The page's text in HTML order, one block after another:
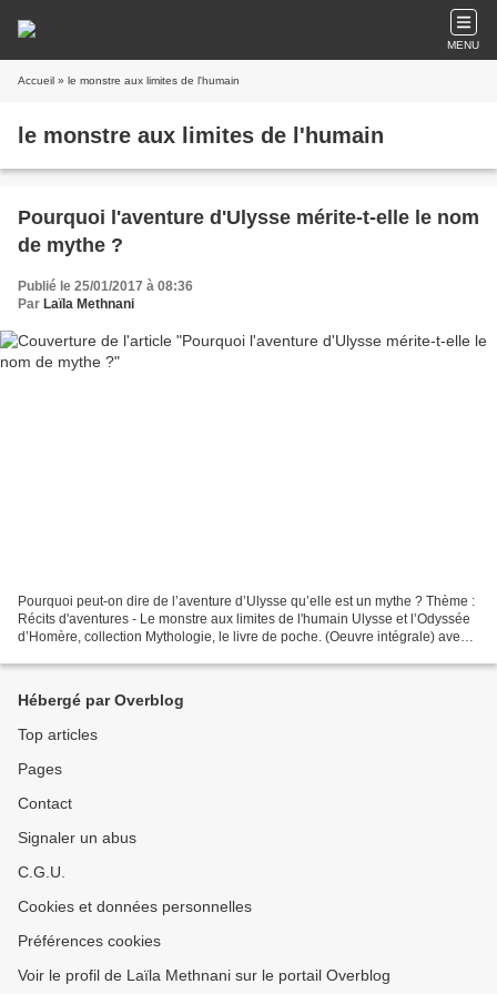
MENU
Accueil » le monstre aux limites de l'humain
le monstre aux limites de l'humain
Pourquoi l'aventure d'Ulysse mérite-t-elle le nom
de mythe ?
Publié le 25/01/2017 à 08:36
Par Laïla Methnani
Pourquoi peut-on dire de l’aventure d’Ulysse qu’elle est un mythe ? Thème :
Récits d'aventures - Le monstre aux limites de l'humain Ulysse et l’Odyssée
d’Homère, collection Mythologie, le livre de poche. (Oeuvre intégrale) avec
Hébergé par Overblog
Top articles
Pages
Contact
Signaler un abus
C.G.U.
Cookies et données personnelles
Préférences cookies
Voir le profil de Laïla Methnani sur le portail Overblog